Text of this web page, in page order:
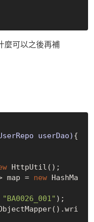
麼可以之後再補
userDao) {
HttpUtil();
map =
new HashMa
"BA0026_001" );